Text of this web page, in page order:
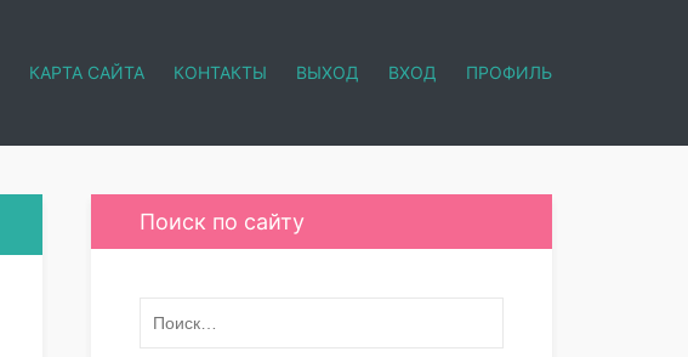
КАРТА САЙТА КОНТАКТЫ ВЫХОД ВХОД ПРОФИЛЬ
Поиск по сайту